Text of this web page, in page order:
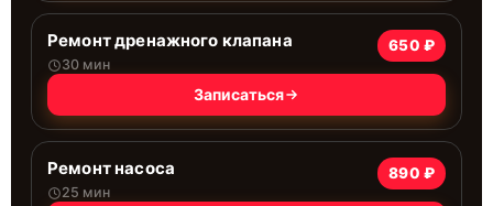
Ремонт дренажного клапана
30 мин
650 ₽
Записаться
Ремонт насоса
25 мин
890 ₽